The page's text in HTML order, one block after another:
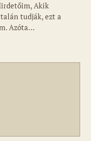
Akik
tudják, ezt a
Azóta…